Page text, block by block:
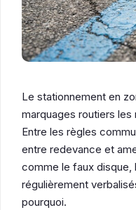
Le stationnement en
marquages routiers
Entre les règles
entre redevance et
comme le faux
régulièrement
pourquoi.